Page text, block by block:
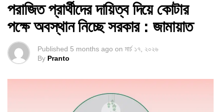
পরাজিত প্রার্থীদের দায়িত্ব দিয়ে কোটার
পক্ষে অবস্থান নিচ্ছে সরকার : জামায়াত
Published 5 months ago on মার্চ ১৭, ২০২৬
By Pranto